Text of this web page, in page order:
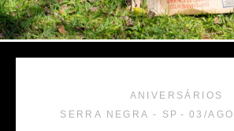
ANIVERSÁRIOS
SERRA NEGRA - SP
03/